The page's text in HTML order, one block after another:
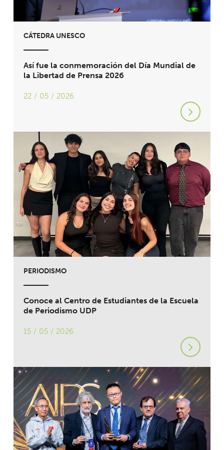
CÁTEDRA UNESCO
Así fue la conmemoración del Día Mundial de
la Libertad de Prensa 2026
22 / 05 / 2026
PERIODISMO
Conoce al Centro de Estudiantes de la Escuela
de Periodismo UDP
15 / 05 / 2026